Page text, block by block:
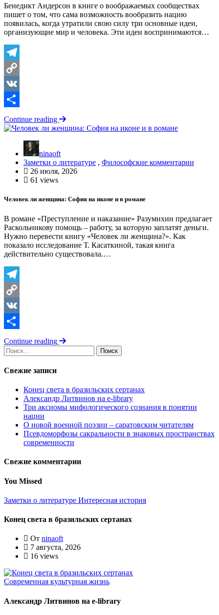
Бенедикт Андерсон в книге о воображаемых сообществах
пишет о том, что сама возможность вообразить нацию
появилась, когда утратили свою силу три основные идеи,
организующие мир и человека. Эти идеи воспринимаются…
Telegram
Copy
Link
VK
Отправить
Continue reading
ninaoft
Заметки о литературе , Философские комментарии
26 июля, 2026
61 views
Человек ли женщина: София на иконе и в романе
В романе «Преступление и наказание» Разумихин предлагает
Раскольникову помощь – работу, за которую заплатят деньги.
Нужно перевести книгу «Человек ли женщина?». Как
показало исследование Т. Касаткиной, такая книга
действительно существовала.…
Telegram
Copy
Link
VK
Отправить
Continue reading
Найти:
Свежие записи
Конец света в бразильских сертанах
Александр Литвинов на e-library
Три аксиомы мифологического сознания в понятии
нации
О новой военной поэзии – саратовским читателям
Псевдоморфозы сакральности в знаковых пространствах
современности
Свежие комментарии
You Missed
Заметки о литературе Интересная история
Конец света в бразильских сертанах
От ninaoft
7 августа, 2026
16 views
Современная культурная жизнь
Александр Литвинов на e-library